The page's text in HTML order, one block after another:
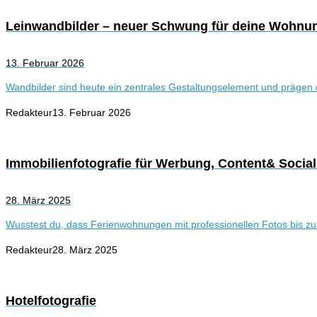
Leinwandbilder – neuer Schwung für deine
13. Februar 2026
Wandbilder sind heute ein zentrales Gestaltungselement und
Redakteur13. Februar 2026
Immobilienfotografie für Werbung, Content&
28. März 2025
Wusstest du, dass Ferienwohnungen mit professionellen Fotos bis
Redakteur28. März 2025
Hotelfotografie